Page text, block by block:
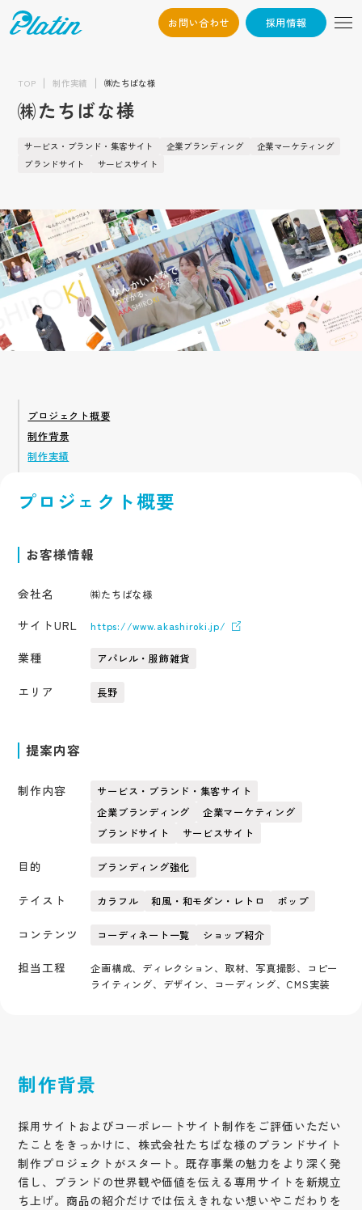
お問い合わせ 採用情報
9794
Tokyo：
トップ
企業情報
会社概要
代表挨拶
企業文化
お知らせ
採用ツール制作
採用支援(コンサルティング・求人媒体)
サービスサイト制作
商品サービス紹介動画制作
よくある質問
TOP 制作実績 ㈱たちばな様
㈱たちばな様
サービス・ブランド・集客サイト 企業ブランディング
企業マーケティング
ブランドサイト
サービスサイト
プロジェクト概要
お客様情報
会社名 ㈱たちばな様
サイトURL https://www.akashiroki.jp/
業種 アパレル・服飾雑貨
エリア 長野
提案内容
制作内容
サービス・ブランド・集客サイト
企業ブランディング
企業マーケティング
ブランドサイト
サービスサイト
目的 ブランディング強化
テイスト カラフル 和風・和モダン・レトロ ポップ
コンテンツ コーディネート一覧 ショップ紹介
担当工程
企画構成、ディレクション、取材、写真撮影、コピー
ライティング、デザイン、コーディング、CMS実装
制作背景
採用サイトおよびコーポレートサイト制作をご評価いただい
たことをきっかけに、株式会社たちばな様のブランドサイト
制作プロジェクトがスタート。既存事業の魅力をより深く発
信し、ブランドの世界観や価値を伝える専用サイトを新規立
ち上げ。商品の紹介だけでは伝えきれない想いやこだわりを
プロジェクト概要
制作背景
制作実績